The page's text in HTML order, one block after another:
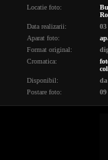
Locatie foto:
Data realizarii:
03
Aparat foto:
Format original:
Cromatica:
Disponibil:
da
Postare foto:
09